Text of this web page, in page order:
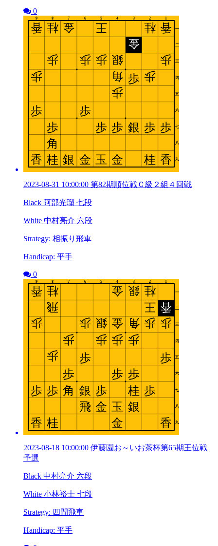
0
2023-08-31 10:00:00 第82期順位戦Ｃ級２組４回戦
Black 阿部光瑠 七段
White 中村亮介 六段
Strategy: 相振り飛車
Handicap: 平手
0
2023-08-18 10:00:00 伊藤園お～いお茶杯第65期王位戦
予選
Black 中村亮介 六段
White 小林裕士 七段
Strategy: 四間飛車
Handicap: 平手